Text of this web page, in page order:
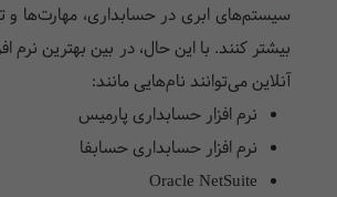
سیستم‌های ابری در حسابداری، مهارت‌ها و
بیشتر کنند. با این حال، در بین بهترین نرم
آنلاین می‌توانند نام‌هایی مانند:
نرم افزار حسابداری پارمیس
نرم افزار حسابداری حسابفا
Oracle NetSuite